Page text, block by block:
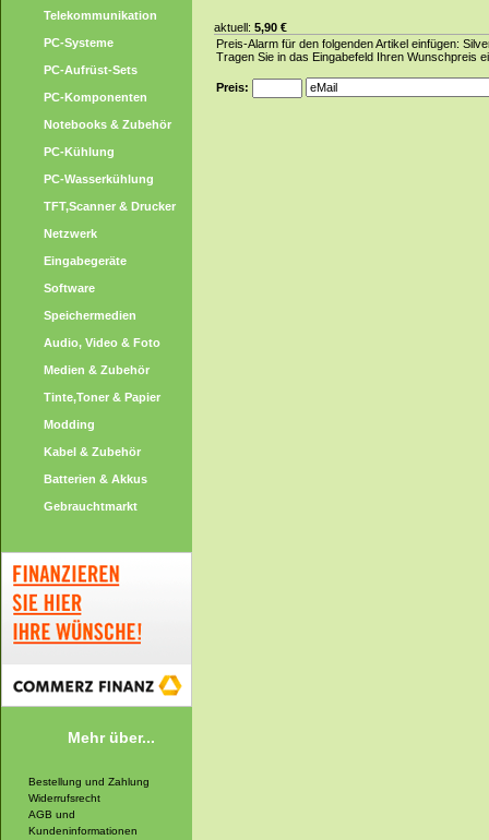
Telekommunikation
PC-Systeme
PC-Aufrüst-Sets
PC-Komponenten
Notebooks & Zubehör
PC-Kühlung
PC-Wasserkühlung
TFT,Scanner & Drucker
Netzwerk
Eingabegeräte
Software
Speichermedien
Audio, Video & Foto
Medien & Zubehör
Tinte,Toner & Papier
Modding
Kabel & Zubehör
Batterien & Akkus
Gebrauchtmarkt
Mehr über...
Bestellung und Zahlung
Widerrufsrecht
AGB und
Kundeninformationen
aktuell: 5,90 €
Preis-Alarm für den folgenden Artikel einfügen:
Tragen Sie in das Eingabefeld Ihren Wunschpreis
Preis: